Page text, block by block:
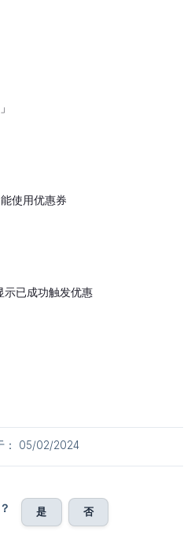
使用优惠券
示已成功触发优惠
： 05/02/2024
是 否